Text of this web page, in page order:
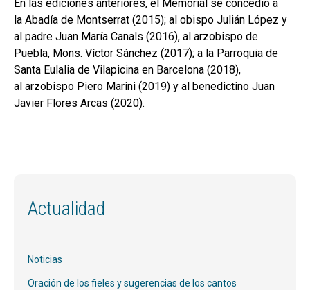
En las ediciones anteriores, el Memorial se concedió a
la Abadía de Montserrat (2015); al obispo Julián López y
al padre Juan María Canals (2016), al arzobispo de
Puebla, Mons. Víctor Sánchez (2017); a la Parroquia de
Santa Eulalia de Vilapicina en Barcelona (2018),
al arzobispo Piero Marini (2019) y al benedictino Juan
Javier Flores Arcas (2020).
Actualidad
Noticias
Oración de los fieles y sugerencias de los cantos